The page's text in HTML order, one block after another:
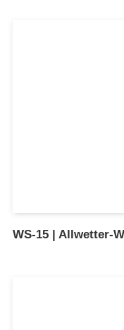
WS-15 | Allwetter-